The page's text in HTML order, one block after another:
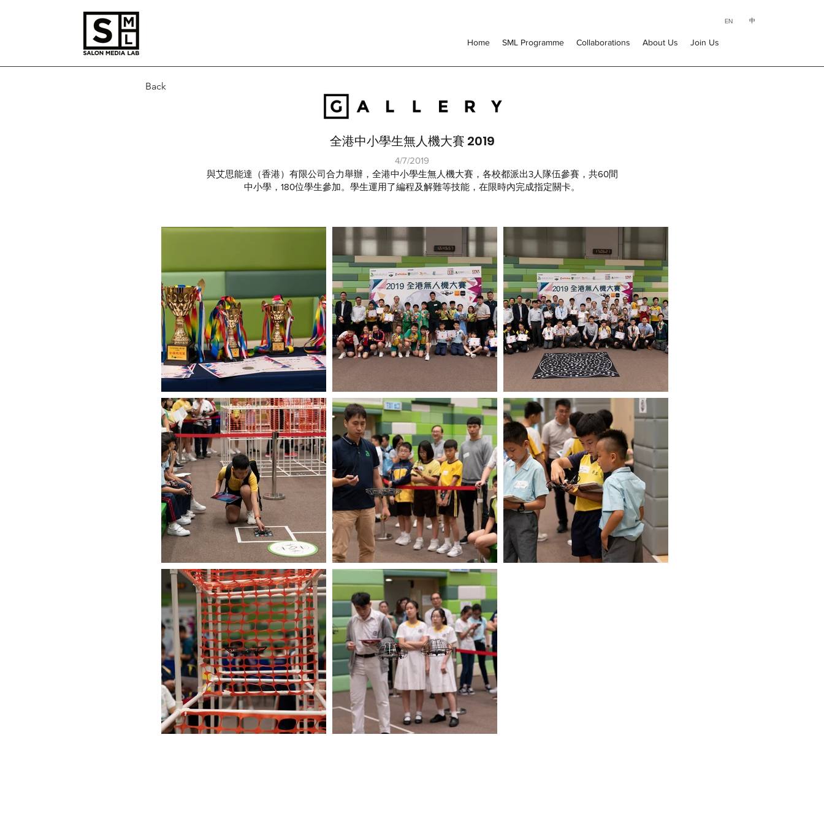
EN 中
Home SML Programme Collaborations About Us Join Us
Back
全港中小學生無人機大賽 2019
與艾思能達（香港）有限公司合力舉辦，全港中小學生無人機大賽，各校都派出3人隊伍參賽，共60間
中小學，180位學生參加。學生運用了編程及解難等技能，在限時內完成指定關卡。
4/7/2019